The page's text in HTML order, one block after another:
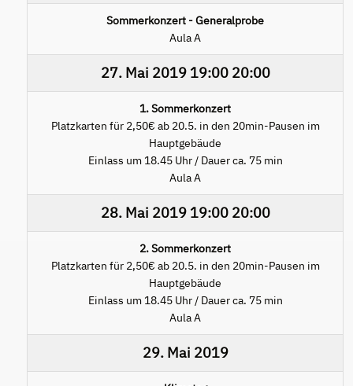
Sommerkonzert - Generalprobe
Aula A
27. Mai 201919:00 20:00
1. Sommerkonzert
Platzkarten für 2,50€ ab 20.5. in den 20min-Pausen im
Hauptgebäude
Einlass um 18.45 Uhr / Dauer ca. 75 min
Aula A
28. Mai 201919:00 20:00
2. Sommerkonzert
Platzkarten für 2,50€ ab 20.5. in den 20min-Pausen im
Hauptgebäude
Einlass um 18.45 Uhr / Dauer ca. 75 min
Aula A
29. Mai 2019